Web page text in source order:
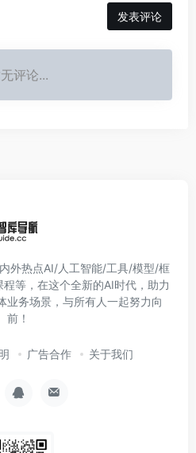
发表评论
评论...
外热点AI/人工智能/工具/模型/框
等，在这个全新的AI时代，助力
业务场景，与所有人一起努力向
前！
广告合作 关于我们